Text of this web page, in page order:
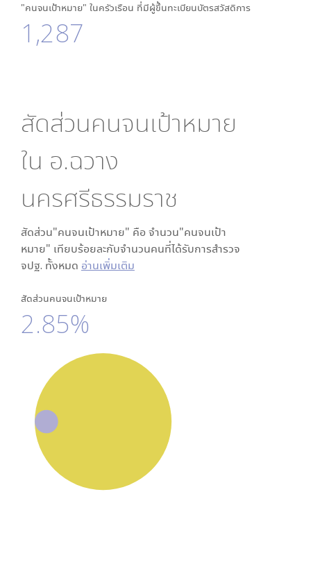
"คนจนเป้าหมาย" ในครัวเรือน ที่มีผู้ขึ้นทะเบียนบัตรสวัสดิการ
1,287
สัดส่วนคนจนเป้าหมาย
ใน อ.ฉวาง
นครศรีธรรมราช
สัดส่วน"คนจนเป้าหมาย" คือ จำนวน"คนจนเป้า
หมาย" เทียบร้อยละกับจำนวนคนที่ได้รับการสำรวจ
จปฐ. ทั้งหมด อ่านเพิ่มเติม
สัดส่วนคนจนเป้าหมาย
2.85%